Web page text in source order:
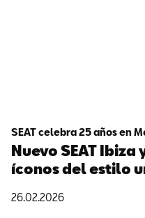
SEAT celebra 25 años en
Nuevo SEAT Ibiza
íconos del estilo
26.02.2026